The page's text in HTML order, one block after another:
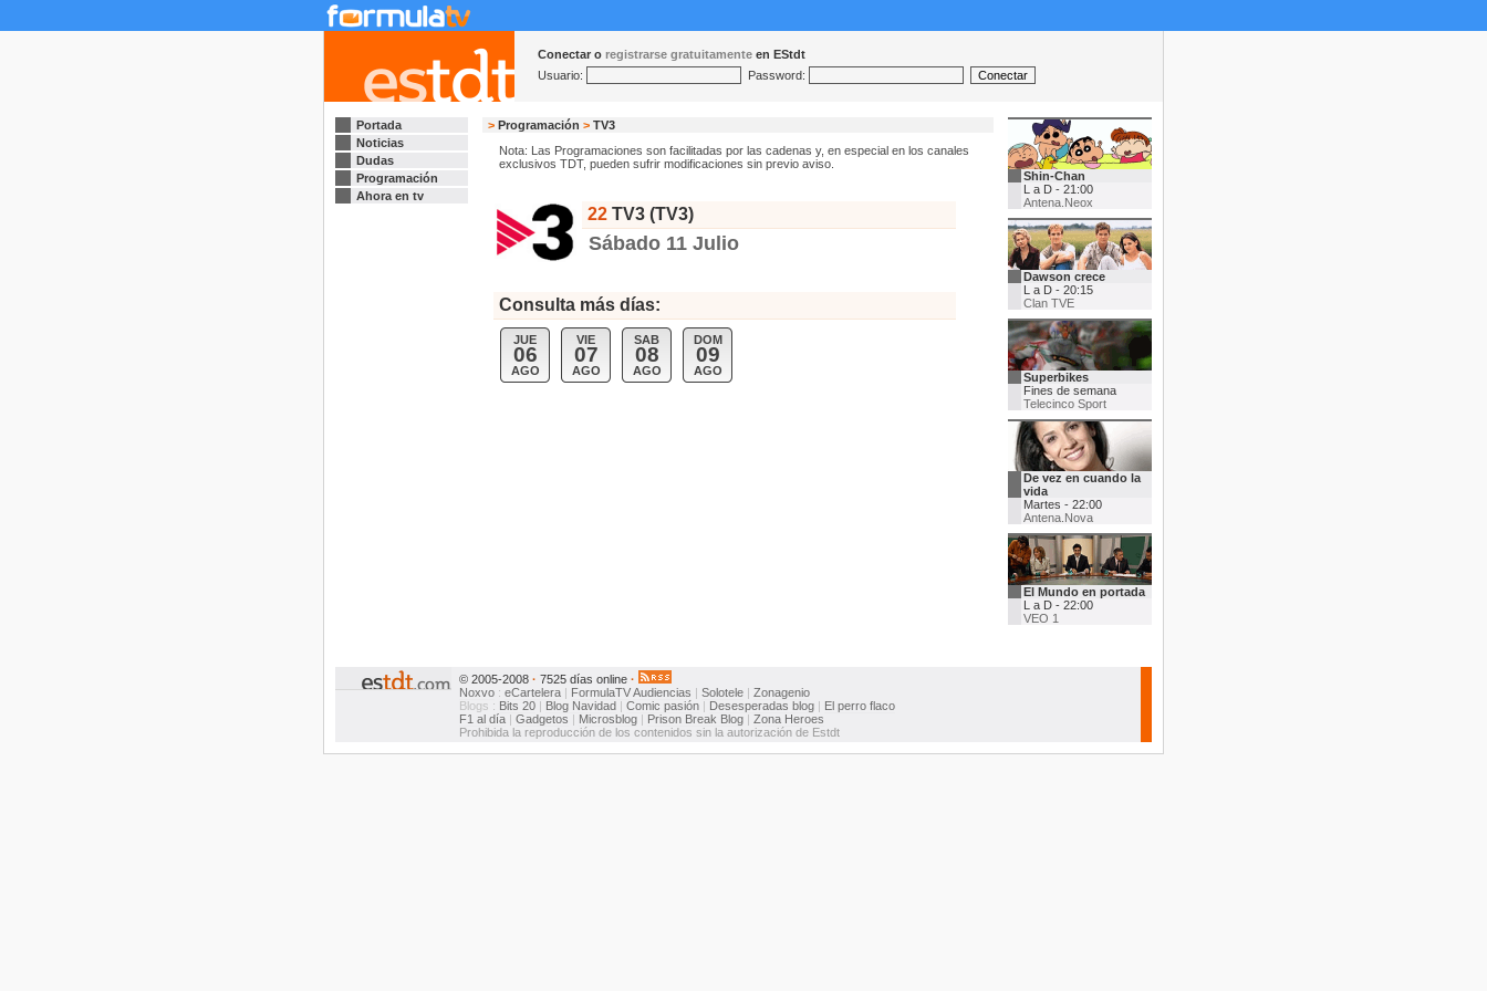
Conectar o registrarse gratuitamente en EStdt
Usuario:
Password:
Portada
Noticias
Dudas
Programación
Ahora en tv
> Programación > TV3
Nota: Las Programaciones son facilitadas por las cadenas y, en especial en los canales
exclusivos TDT, pueden sufrir modificaciones sin previo aviso.
22 TV3 (TV3)
Sábado 11 Julio
Consulta más días:
JUE
06
AGO
VIE
07
AGO
SAB
08
AGO
DOM
09
AGO
Shin-Chan
L a D - 21:00
Antena.Neox
Dawson crece
L a D - 20:15
Clan TVE
Superbikes
Fines de semana
Telecinco Sport
De vez en cuando la
vida
Martes - 22:00
Antena.Nova
El Mundo en portada
L a D - 22:00
VEO 1
© 2005-2008 · 7525 días online ·
Noxvo : eCartelera | FormulaTVAudiencias | Solotele | Zonagenio
Blogs : Bits 20 | Blog Navidad | Comic pasión | Desesperadas blog | El perro flaco
F1 al día | Gadgetos | Microsblog | Prison Break Blog | Zona Heroes
Prohibida la reproducción de los contenidos sin la autorización de Estdt